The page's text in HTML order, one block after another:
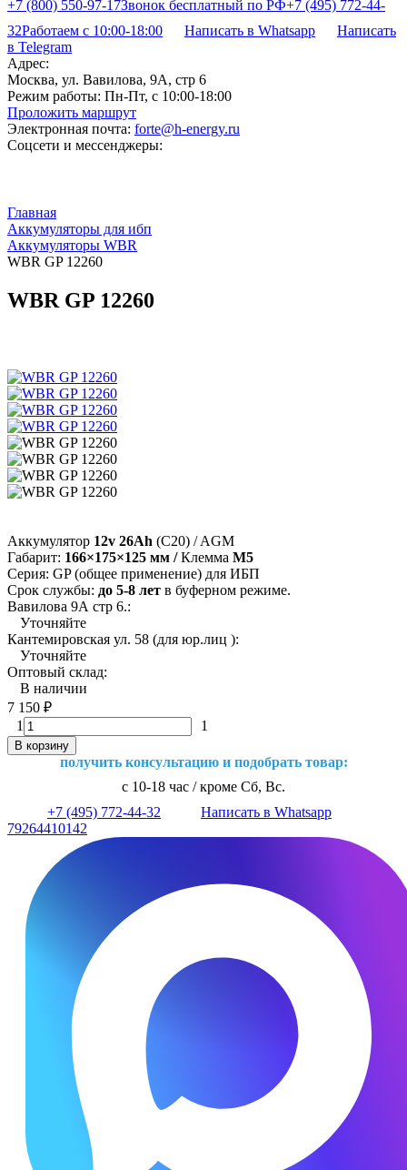
+7 (800) 550-97-17Звонок бесплатный по РФ+7 (495) 772-44-
32Работаем с 10:00-18:00 Написать в Whatsapp
Написать
в Telegram
Адрес:
Москва, ул. Вавилова, 9А, стр 6
Режим работы: Пн-Пт, с 10:00-18:00
Проложить маршрут
Электронная почта: forte@h-energy.ru
Соцсети и мессенджеры:
Главная
Аккумуляторы для ибп
Аккумуляторы WBR
WBR GP 12260
WBR GP 12260
Аккумулятор 12v 26Ah (С20) / AGM
Габарит: 166×175×125 мм /Клемма M5
Серия: GP (общее применение) для ИБП
Срок службы: до 5-8 лет в буферном режиме.
Вавилова 9А стр 6.:
Уточняйте
Кантемировская ул. 58 (для юр.лиц ):
Уточняйте
Оптовый склад:
В наличии
7 150 ₽
1
1
В корзину
получить консультацию и подобрать товар:
с 10-18 час / кроме Сб, Вс.
+7 (495) 772-44-32
Написать в Whatsapp
79264410142